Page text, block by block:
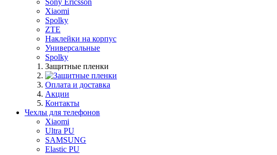
Sony Ericsson
Xiaomi
Spolky
ZTE
Наклейки на корпус
Универсальные
Spolky
Защитные пленки
Оплата и доставка
Акции
Контакты
Чехлы для телефонов
Xiaomi
Ultra PU
SAMSUNG
Elastic PU